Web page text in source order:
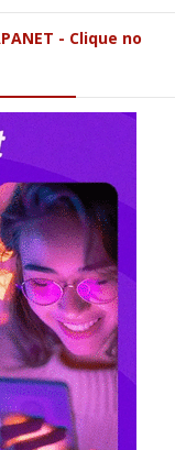
- Clique no